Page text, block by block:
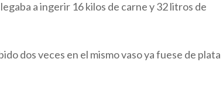
a ingerir 16 kilos de carne y 32 litros de
dos veces en el mismo vaso ya fuese de plata